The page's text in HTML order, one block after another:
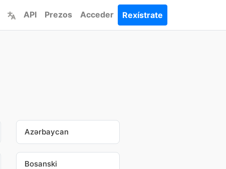
API Prezos Acceder Rexístrate
Azərbaycan
Bosanski